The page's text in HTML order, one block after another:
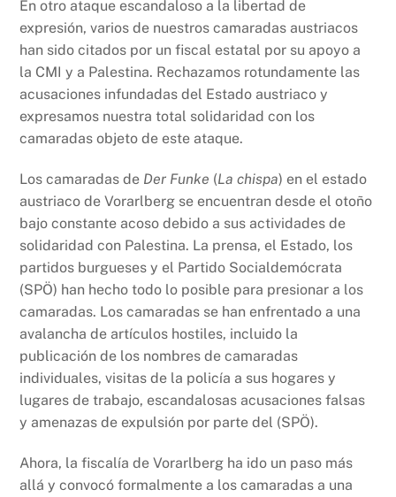
c
e
b
o
o
at
s
A
p
p
nt p
y
Li
n
k
En otro ataque escandaloso a la libertad de
expresión, varios de nuestros camaradas austriacos
han sido citados por un fiscal estatal por su apoyo a
la CMI y a Palestina. Rechazamos rotundamente las
acusaciones infundadas del Estado austriaco y
expresamos nuestra total solidaridad con los
camaradas objeto de este ataque.
Los camaradas de Der Funke (La chispa) en el estado
austriaco de Vorarlberg se encuentran desde el otoño
bajo constante acoso debido a sus actividades de
solidaridad con Palestina. La prensa, el Estado, los
partidos burgueses y el Partido Socialdemócrata
(SPÖ) han hecho todo lo posible para presionar a los
camaradas. Los camaradas se han enfrentado a una
avalancha de artículos hostiles, incluido la
publicación de los nombres de camaradas
individuales, visitas de la policía a sus hogares y
lugares de trabajo, escandalosas acusaciones falsas
y amenazas de expulsión por parte del (SPÖ).
Ahora, la fiscalía de Vorarlberg ha ido un paso más
allá y convocó formalmente a los camaradas a una